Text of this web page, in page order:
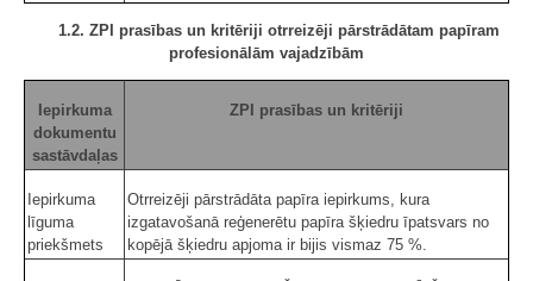
1.2. ZPI prasības un kritēriji otrreizēji pārstrādātam papīram
profesionālām vajadzībām
Iepirkuma
dokumentu
sastāvdaļas
ZPI prasības un kritēriji
Iepirkuma
līguma
priekšmets
Otrreizēji pārstrādāta papīra iepirkums, kura
izgatavošanā reģenerētu papīra šķiedru īpatsvars no
kopējā šķiedru apjoma ir bijis vismaz 75 %.